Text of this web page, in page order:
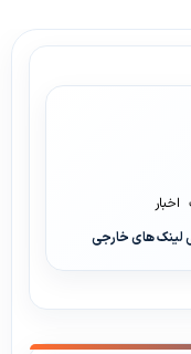
اخبار
لینک های خارجی